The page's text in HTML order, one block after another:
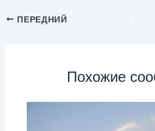
ПЕРЕДНИЙ
Похожие